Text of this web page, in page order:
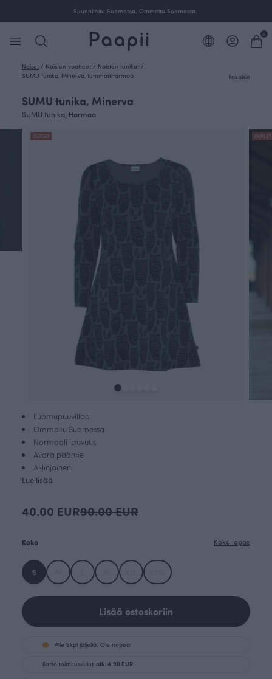
Suunniteltu Suomessa.
0
Naiset / Naisten vaatteet / Naisten tunikat /
SUMU tunika, Minerva, tummanharmaa
Takaisin
SUMU tunika, Minerva
SUMU tunika, Harmaa
OUTLET OUTLET
Luomupuuvillaa
Ommeltu Suomessa
Normaali istuvuus
Avara pääntie
A-linjainen
Lue lisää
40.00 EUR90.00 EUR
Koko Koko-opas
S
Lisää ostoskoriin
Alle 5kpl jäljellä. Ole nopea!
Katso toimituskulut alk. 4.90 EUR